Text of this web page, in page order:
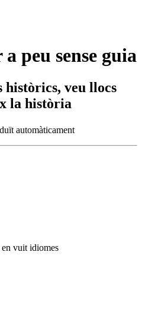
peu sense guia
històrics, veu llocs
la història
automàticament
vuit idiomes